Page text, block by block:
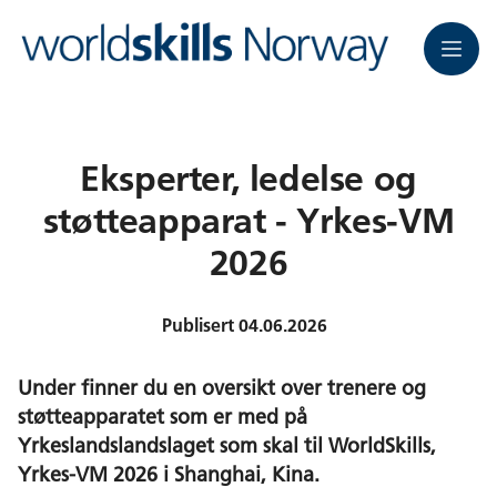
Meny
Eksperter, ledelse og
støtteapparat - Yrkes-VM
2026
Publisert04.06.2026
Under finner du en oversikt over trenere og
støtteapparatet som er med på
Yrkeslandslandslaget som skal til WorldSkills,
Yrkes-VM 2026 i Shanghai, Kina.